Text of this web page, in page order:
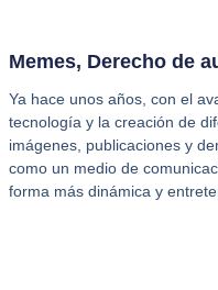
Memes, Derecho de
Ya hace unos años, con el
tecnología y la creación de
imágenes, publicaciones y
como un medio de
forma más dinámica y